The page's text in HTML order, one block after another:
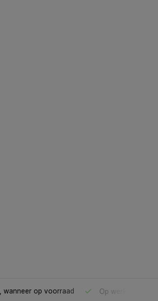
, wanneer op voorraad Op werkdagen